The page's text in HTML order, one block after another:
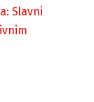
Slavni